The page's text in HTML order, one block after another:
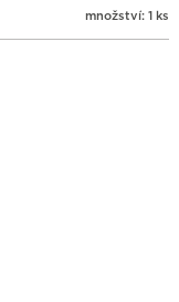
množství: 1 ks